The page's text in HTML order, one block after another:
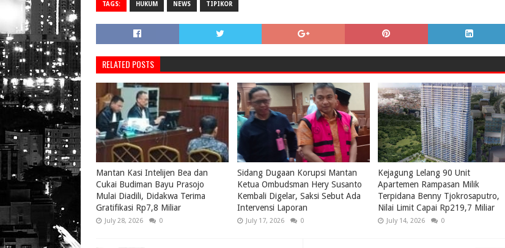
TAGS: HUKUM NEWS TIPIKOR
RELATED POSTS
Mantan Kasi Intelijen Bea dan
Cukai Budiman Bayu Prasojo
Mulai Diadili, Didakwa Terima
Gratifikasi Rp7,8 Miliar
July 28, 2026 0
Sidang Dugaan Korupsi Mantan
Ketua Ombudsman Hery Susanto
Kembali Digelar, Saksi Sebut Ada
Intervensi Laporan
July 17, 2026 0
Kejagung Lelang 90 Unit
Apartemen Rampasan Milik
Terpidana Benny Tjokrosaputro,
Nilai Limit Capai Rp219,7 Miliar
July 14, 2026 0